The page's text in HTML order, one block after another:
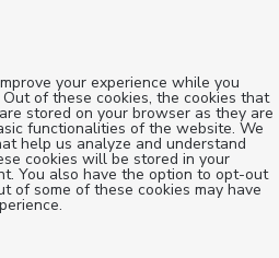
your experience while you
of these cookies, the cookies that
stored on your browser as they are
functionalities of the website. We
help us analyze and understand
cookies will be stored in your
You also have the option to opt-out
of some of these cookies may have